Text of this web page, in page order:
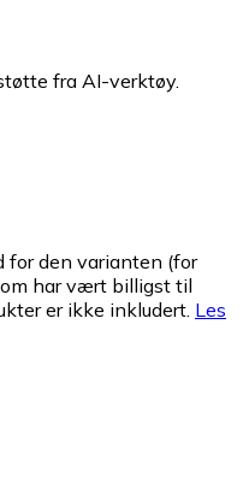
fra AI-verktøy.
for den varianten (for
har vært billigst til
er ikke inkludert. Les